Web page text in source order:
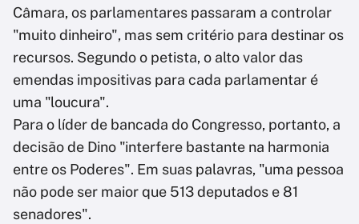
Câmara, os parlamentares passaram a controlar
"muito dinheiro", mas sem critério para destinar os
recursos. Segundo o petista, o alto valor das
emendas impositivas para cada parlamentar é
uma "loucura".
Para o líder de bancada do Congresso, portanto, a
decisão de Dino "interfere bastante na harmonia
entre os Poderes". Em suas palavras, "uma pessoa
não pode ser maior que 513 deputados e 81
senadores".